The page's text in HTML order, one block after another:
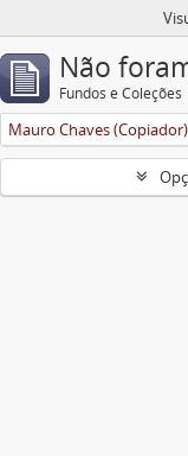
Não
Fundos e Coleções
Mauro Chaves (Copiador)